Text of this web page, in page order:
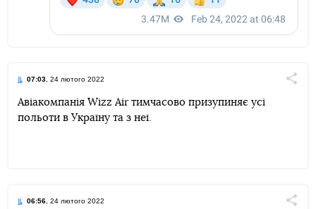
07:03, 24 лютого 2022
Telegram
Авіакомпанія Wizz Air тимчасово призупиняє усі
польоти в Україну та з неї.
06:56, 24 лютого 2022